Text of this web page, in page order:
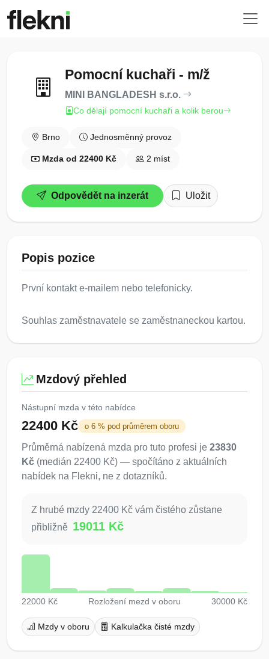
Pomocní kuchaři - m/ž
MINI BANGLADESH s.r.o.
Co dělají pomocní kuchaři a kolik berou
Brno Jednosměnný provoz
Mzda od 22400 Kč 2 míst
Odpovědět na inzerát Uložit
Popis pozice
První kontakt e-mailem nebo telefonicky.
Souhlas zaměstnavatele se zaměstnaneckou kartou.
Mzdový přehled
Nástupní mzda v této nabídce
22400 Kč o 6 % pod průměrem oboru
Průměrná nabízená mzda pro tuto profesi je 23830
Kč (medián 22400 Kč) — spočítáno z aktuálních
nabídek na Flekni, ne z dotazníků.
Z hrubé mzdy 22400 Kč vám čistého zůstane
přibližně 19011 Kč
22000 Kč Rozložení mezd v oboru 30000 Kč
Mzdy v oboru Kalkulačka čisté mzdy